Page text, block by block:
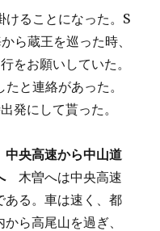
ることになった。S
ら蔵王を巡った時、
をお願いしていた。
と連絡があった。
発にして貰った。
中央高速から中山道
木曽へは中央高速
ある。車は速く、都
から高尾山を過ぎ、